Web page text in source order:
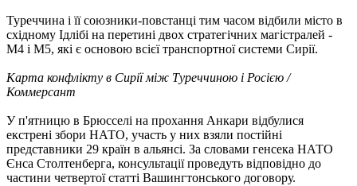
Туреччина і її союзники-повстанці тим часом відбили місто в
східному Ідлібі на перетині двох стратегічних магістралей -
М4 і М5, які є основою всієї транспортної системи Сирії.
Карта конфлікту в Сирії між Туреччиною і Росією /
Коммерсант
У п'ятницю в Брюсселі на прохання Анкари відбулися
екстрені збори НАТО, участь у них взяли постійні
представники 29 країн в альянсі. За словами генсека НАТО
Єнса Столтенберга, консультації проведуть відповідно до
частини четвертої статті Вашингтонського договору.